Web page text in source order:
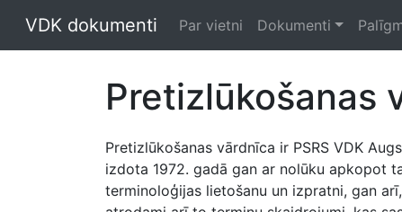
VDK dokumenti Par vietni Dokumenti
Pretizlūkošanas
Pretizlūkošanas vārdnīca ir PSRS VDK
izdota 1972. gadā gan ar nolūku apkopot
terminoloģijas lietošanu un izpratni, gan